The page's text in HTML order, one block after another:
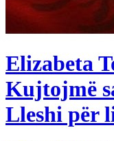
Elizabeta
Kujtojmë
Lleshi për